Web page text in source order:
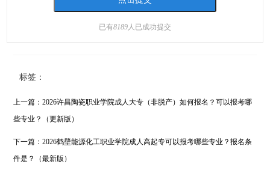
已有8189人已成功提交
标签：
上一篇： 2026许昌陶瓷职业学院成人大专（非脱产）如何报名？可以报考哪
些专业？（更新版）
下一篇： 2026鹤壁能源化工职业学院成人高起专可以报考哪些专业？报名条
件是？（最新版）